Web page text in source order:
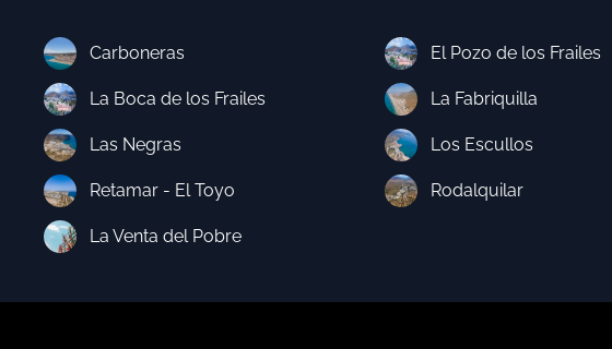
Carboneras El Pozo de los Frailes
La Boca de los Frailes La Fabriquilla
Las Negras Los Escullos
Retamar - El Toyo Rodalquilar
La Venta del Pobre